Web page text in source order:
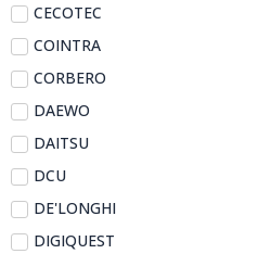
CECOTEC
COINTRA
CORBERO
DAEWO
DAITSU
DCU
DE'LONGHI
DIGIQUEST